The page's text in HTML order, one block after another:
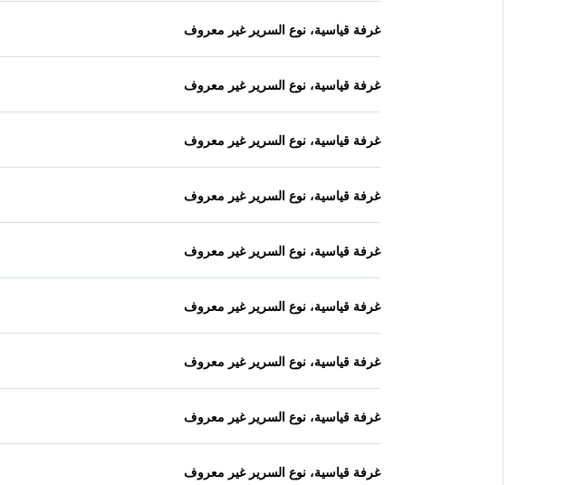
غرفة قياسية، نوع السرير غير معروف
غرفة قياسية، نوع السرير غير معروف
غرفة قياسية، نوع السرير غير معروف
غرفة قياسية، نوع السرير غير معروف
غرفة قياسية، نوع السرير غير معروف
غرفة قياسية، نوع السرير غير معروف
غرفة قياسية، نوع السرير غير معروف
غرفة قياسية، نوع السرير غير معروف
غرفة قياسية، نوع السرير غير معروف